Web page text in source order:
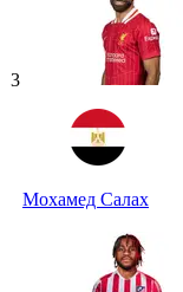
3
Мохамед Салах